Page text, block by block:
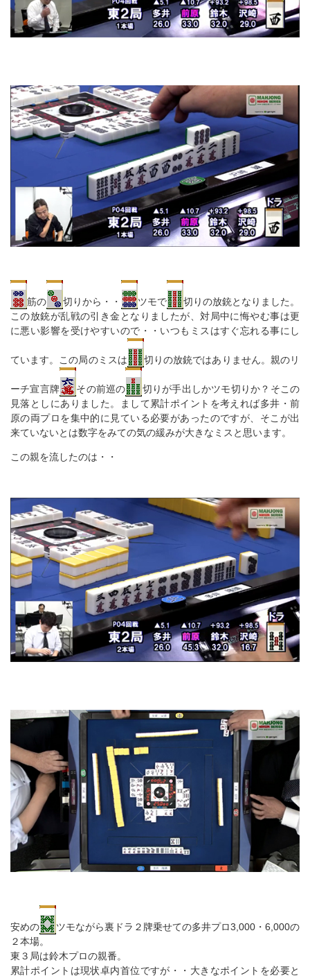
筋の 切りから・・ ツモで
切りの放銃となりました。
この放銃が乱戦の引き金となりましたが、対局中に悔やむ事は更
に悪い影響を受けやすいので・・いつもミスはすぐ忘れる事にし
ています。この局のミスは 切りの放銃ではありません。親のリ
ーチ宣言牌 その前巡の
切りが手出しかツモ切りか？そこの
見落としにありました。まして累計ポイントを考えれば多井・前
原の両プロを集中的に見ている必要があったのですが、そこが出
来ていないとは数字をみての気の緩みが大きなミスと思います。
この親を流したのは・・
安めの
ツモながら裏ドラ２牌乗せての多井プロ3,000・6,000の
２本場。
東３局は鈴木プロの親番。
累計ポイントは現状卓内首位ですが・・大きなポイントを必要と